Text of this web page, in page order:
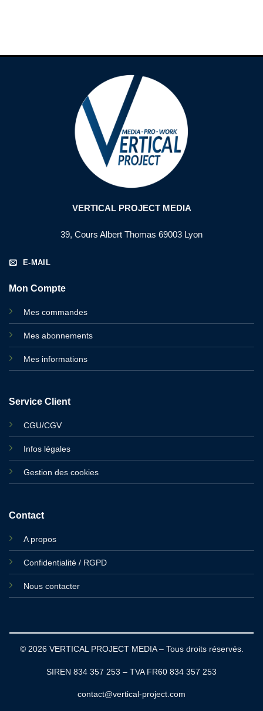
VERTICAL PROJECT MEDIA
39, Cours Albert Thomas 69003 Lyon
E-MAIL
Mon Compte
Mes commandes
Mes abonnements
Mes informations
Service Client
CGU/CGV
Infos légales
Gestion des cookies
Contact
A propos
Confidentialité / RGPD
Nous contacter
© 2026 VERTICAL PROJECT MEDIA – Tous droits réservés.
SIREN 834 357 253 – TVA FR60 834 357 253
contact@vertical-project.com